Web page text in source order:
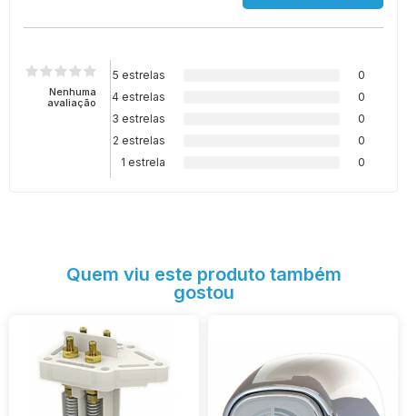
Nenhuma
avaliação
5 estrelas
0
4 estrelas
0
3 estrelas
0
2 estrelas
0
1 estrela
0
Quem viu este produto também
gostou